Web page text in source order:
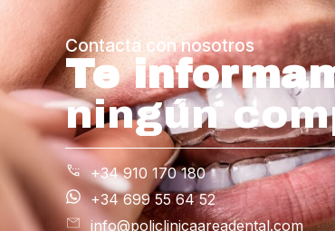
Contacta con nosotros
Te
ningún
+34 910 170 180
+34 699 55 64 52
info@policlinicaareadental.com